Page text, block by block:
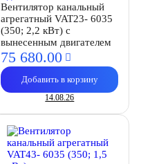
Вентилятор канальный
агрегатный VAT23- 6035
(350; 2,2 кВт) с
вынесенным двигателем
75 680.00
Добавить в корзину
14.08.26